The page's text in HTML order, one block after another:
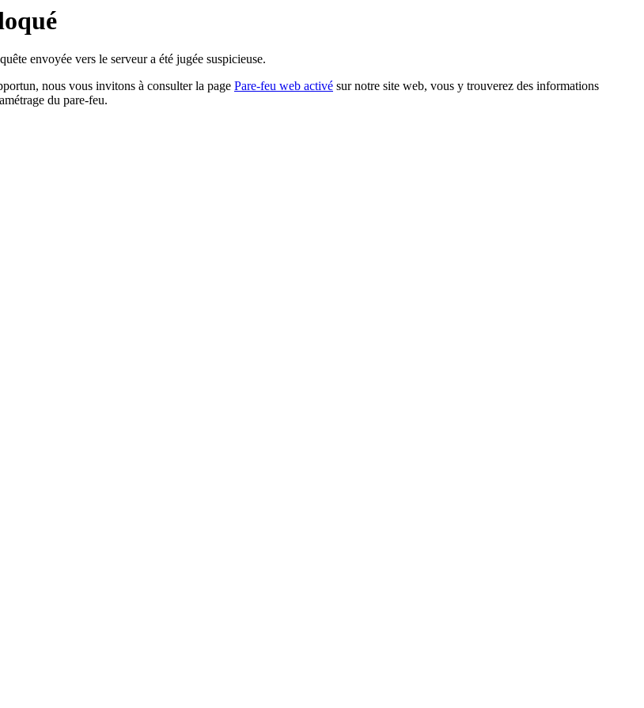
envoyée vers le serveur a été jugée suspicieuse.
nous vous invitons à consulter la page Pare-feu web activé sur notre site web, vous y trouverez des informations
du pare-feu.